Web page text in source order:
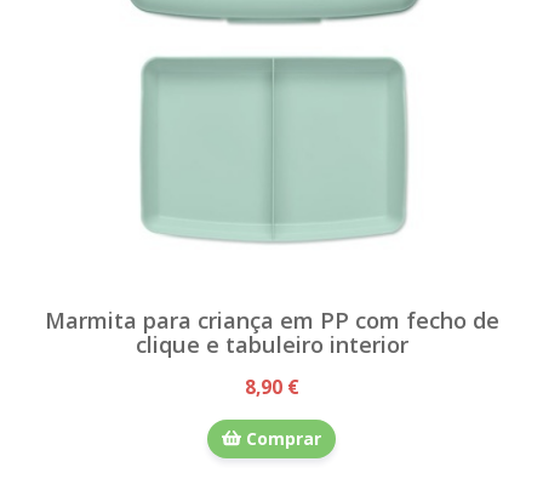
Marmita para criança em PP com fecho de
clique e tabuleiro interior
8,90 €
Comprar